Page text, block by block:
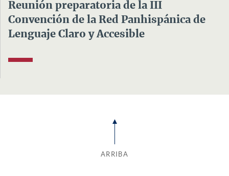
Reunión preparatoria de la III
Convención de la Red Panhispánica de
Lenguaje Claro y Accesible
ARRIBA